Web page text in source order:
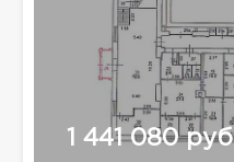
1 441 080 руб